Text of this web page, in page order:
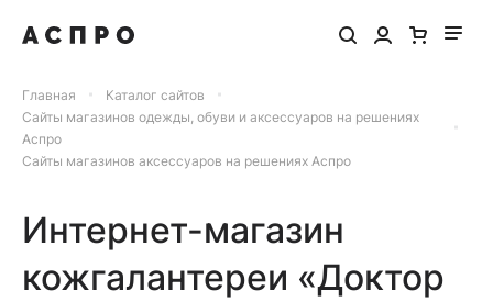
Главная
Каталог сайтов
Сайты магазинов одежды, обуви и аксессуаров на решениях
Аспро
Сайты магазинов аксессуаров на решениях Аспро
Интернет-магазин
кожгалантереи «Доктор